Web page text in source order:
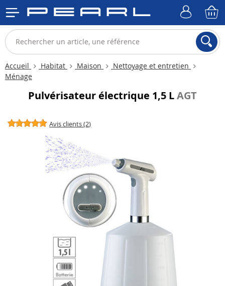
Accueil Habitat Maison
Nettoyage et entretien
Ménage
Pulvérisateur électrique 1,5 LAGT
Avis clients (2)